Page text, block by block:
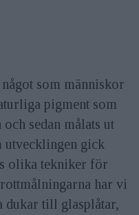
som människor
pigment som
sedan målats ut
utvecklingen gick
olika tekniker för
har vi
dukar till glasplåtar,